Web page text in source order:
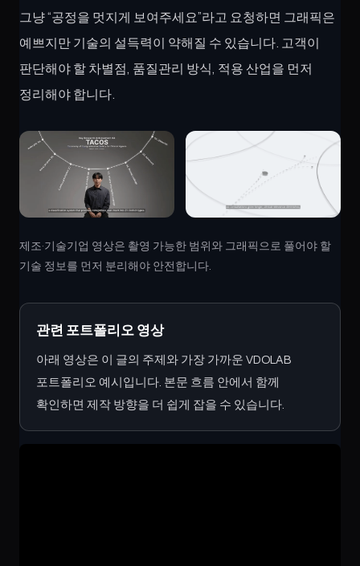
그냥 “공정을 멋지게 보여주세요”라고 요청하면 그래픽은
예쁘지만 기술의 설득력이 약해질 수 있습니다. 고객이
판단해야 할 차별점, 품질관리 방식, 적용 산업을 먼저
정리해야 합니다.
제조·기술기업 영상은 촬영 가능한 범위와 그래픽으로 풀어야 할
기술 정보를 먼저 분리해야 안전합니다.
관련 포트폴리오 영상
아래 영상은 이 글의 주제와 가장 가까운 VDOLAB
포트폴리오 예시입니다. 본문 흐름 안에서 함께
확인하면 제작 방향을 더 쉽게 잡을 수 있습니다.